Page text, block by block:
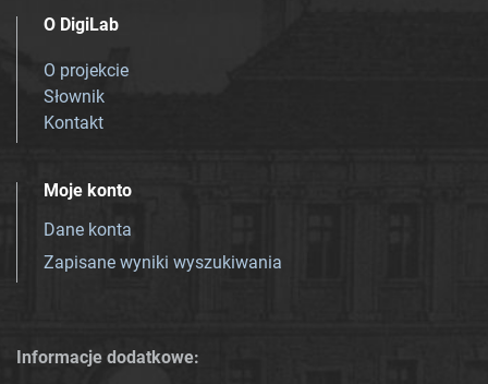
O DigiLab
O projekcie
Słownik
Kontakt
Moje konto
Dane konta
Zapisane wyniki wyszukiwania
Informacje dodatkowe: